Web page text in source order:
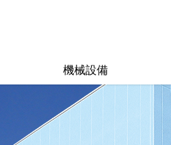
機械設備